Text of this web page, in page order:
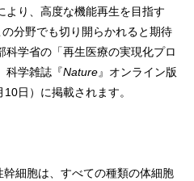
より、高度な機能再生を目指す
の分野でも切り開らかれると期待
科学省の「再生医療の実現化プロ
科学雑誌『Nature』オンライン版
日）に掲載されます。
細胞は、すべての種類の体細胞